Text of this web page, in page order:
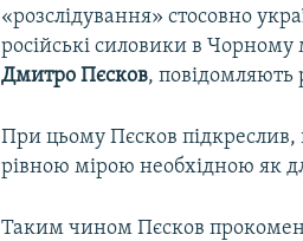
«розслідування» стосовно
російські силовики в Чорному
Дмитро Пєсков, повідомляють
При цьому Пєсков підкреслив,
рівною мірою необхідною як
Таким чином Пєсков